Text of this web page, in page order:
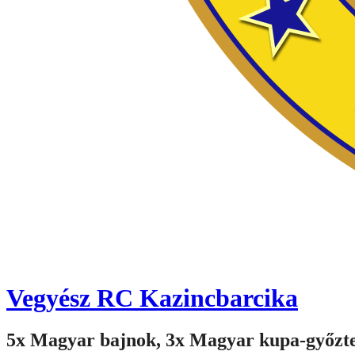
Vegyész RC Kazincbarcika
5x Magyar bajnok, 3x Magyar kupa-